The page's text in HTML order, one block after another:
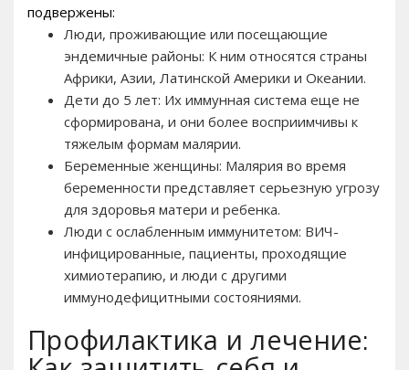
подвержены:
Люди, проживающие или посещающие
эндемичные районы: К ним относятся страны
Африки, Азии, Латинской Америки и Океании.
Дети до 5 лет: Их иммунная система еще не
сформирована, и они более восприимчивы к
тяжелым формам малярии.
Беременные женщины: Малярия во время
беременности представляет серьезную угрозу
для здоровья матери и ребенка.
Люди с ослабленным иммунитетом: ВИЧ-
инфицированные, пациенты, проходящие
химиотерапию, и люди с другими
иммунодефицитными состояниями.
Профилактика и лечение: